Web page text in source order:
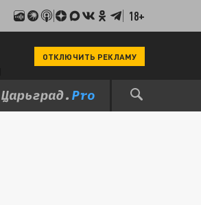
18+
ОТКЛЮЧИТЬ РЕКЛАМУ